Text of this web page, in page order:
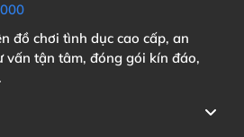
đồ chơi tình dục cao cấp, an
vấn tận tâm, đóng gói kín đáo,